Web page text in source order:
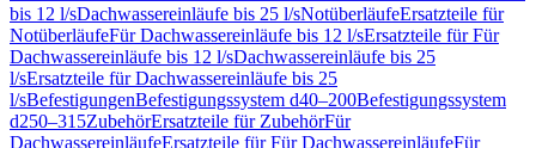
bis 12 l/sDachwassereinläufe bis 25 l/sNotüberläufeErsatzteile für
NotüberläufeFür Dachwassereinläufe bis 12 l/sErsatzteile für Für
Dachwassereinläufe bis 12 l/sDachwassereinläufe bis 25
l/sErsatzteile für Dachwassereinläufe bis 25
l/sBefestigungenBefestigungssystem d40–200Befestigungssystem
d250–315ZubehörErsatzteile für ZubehörFür
DachwassereinläufeErsatzteile für Für DachwassereinläufeFür